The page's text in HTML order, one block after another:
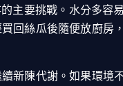
主要挑戰。水分多容
回絲瓜後隨便放廚房
新陳代謝。如果環境